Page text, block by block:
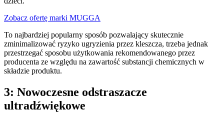
Zobacz ofertę marki MUGGA
To najbardziej popularny sposób pozwalający skutecznie
zminimalizować ryzyko ugryzienia przez kleszcza, trzeba jednak
przestrzegać sposobu użytkowania rekomendowanego przez
producenta ze względu na zawartość substancji chemicznych w
składzie produktu.
3: Nowoczesne odstraszacze
ultradźwiękowe